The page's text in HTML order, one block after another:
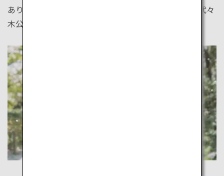
あります。井の頭公園ではボートや遊歩道での散歩、代々
木公園ではレンタサイクルも楽しめます。